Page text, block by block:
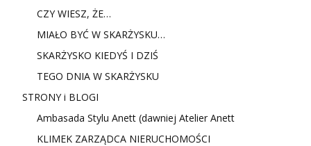
CZY WIESZ, ŻE…
MIAŁO BYĆ W SKARŻYSKU…
SKARŻYSKO KIEDYŚ I DZIŚ
TEGO DNIA W SKARŻYSKU
STRONY i BLOGI
Ambasada Stylu Anett (dawniej Atelier Anett
KLIMEK ZARZĄDCA NIERUCHOMOŚCI